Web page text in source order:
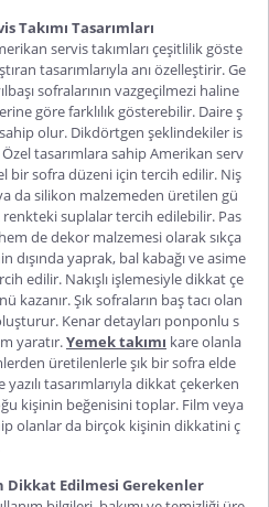
Takımı Tasarımları
servis takımları çeşitlilik göste
tasarımlarıyla anı özelleştirir. Ge
sofralarının vazgeçilmezi haline
göre farklılık gösterebilir. Daire ş
olur. Dikdörtgen şeklindekiler is
tasarımlara sahipAmerikan serv
bir sofra düzeni için tercih edilir. Niş
da silikon malzemeden üretilen gü
renkteki suplalar tercih edilebilir. Pas
de dekor malzemesi olarak sıkça
dışında yaprak, bal kabağı ve asime
edilir. Nakışlı işlemesiyle dikkat çe
Şık sofraların baş tacı olan
Kenar detayları ponponlu s
yaratır.Yemek takımı kare olanla
üretilenlerle şık bir sofra elde
tasarımlarıyla dikkat çekerken
kişinin beğenisini toplar. Film veya
olanlar da birçok kişinin dikkatini ç
Dikkat Edilmesi Gerekenler